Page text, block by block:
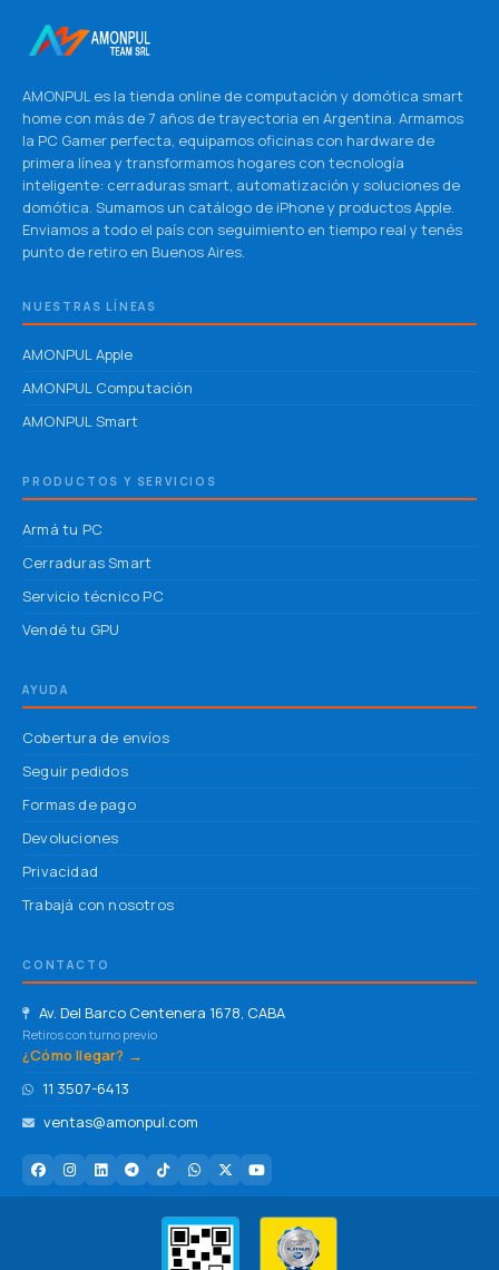
AMONPUL es la tienda online de computación y domótica smart
home con más de 7 años de trayectoria en Argentina. Armamos
la PC Gamer perfecta, equipamos oficinas con hardware de
primera línea y transformamos hogares con tecnología
inteligente: cerraduras smart, automatización y soluciones de
domótica. Sumamos un catálogo de iPhone y productos Apple.
Enviamos a todo el país con seguimiento en tiempo real y tenés
punto de retiro en Buenos Aires.
NUESTRAS LÍNEAS
AMONPUL Apple
AMONPUL Computación
AMONPUL Smart
PRODUCTOS Y SERVICIOS
Armá tu PC
Cerraduras Smart
Servicio técnico PC
Vendé tu GPU
AYUDA
Cobertura de envíos
Seguir pedidos
Formas de pago
Devoluciones
Privacidad
Trabajá con nosotros
CONTACTO
Av. Del Barco Centenera 1678, CABA
Retiros con turno previo
¿Cómo llegar? →
11 3507-6413
ventas@amonpul.com